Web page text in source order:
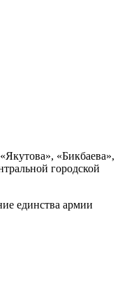
«Бикбаева»,
городской
единства армии